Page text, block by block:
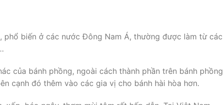
phổ biến ở các nước Đông Nam Á, thường được làm từ các
của bánh phồng, ngoài cách thành phần trên bánh phồng
cạnh đó thêm vào các gia vị cho bánh hài hòa hơn.